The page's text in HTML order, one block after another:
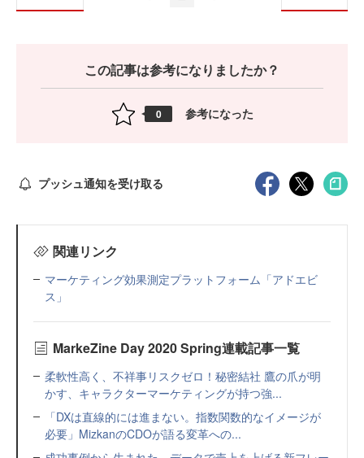
この記事は参考になりましたか？
0 参考になった
プッシュ通知を受け取る
関連リンク
マーケティング効果測定プラットフォーム「アドエビ
ス」
MarkeZine Day 2020 Spring連載記事一覧
柔軟性高く、不祥事リスクゼロ！秘密結社 鷹の爪が明
かす、キャラクターマーケティングが持つ強...
「DXは直線的には進まない。指数関数的なイメージが
必要」MizkanのCDOが語る変革への...